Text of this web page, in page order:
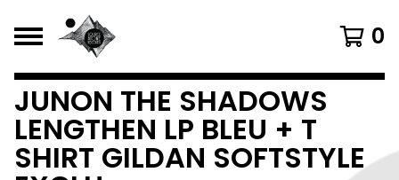
0
JUNON THE SHADOWS
LENGTHEN LP BLEU + T
SHIRT GILDAN SOFTSTYLE